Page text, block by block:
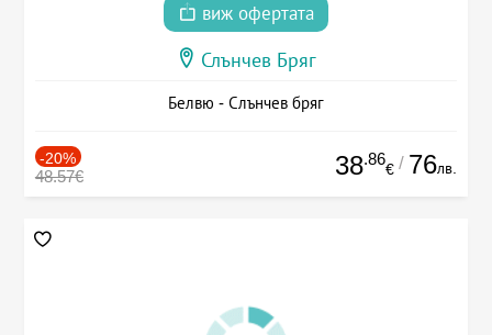
виж офертата
Слънчев Бряг
Белвю - Слънчев бряг
-20%
48.57€ 38.86
€ / 76лв.